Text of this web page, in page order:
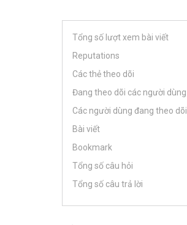
Tổng số lượt xem bài viết
Reputations
Các thẻ theo dõi
Đang theo dõi các người dùng
Các người dùng đang theo dõi
Bài viết
Bookmark
Tổng số câu hỏi
Tổng số câu trả lời